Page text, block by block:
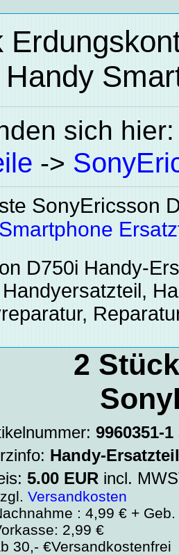
Handy
sich
->
SonyEricsson
Smartphone
D750i Handy-
2
9960351-1
Handy-
5.00 EUR incl.
Versandkosten
: 4,99 € + Geb.
2,99 €
30,- €Versandkostenfrei